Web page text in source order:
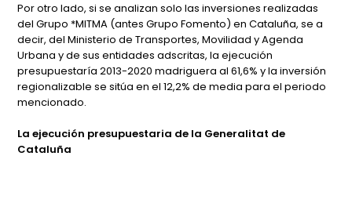
Por otro lado, si se analizan solo las inversiones realizadas
del Grupo *MITMA (antes Grupo Fomento) en Cataluña, se a
decir, del Ministerio de Transportes, Movilidad y Agenda
Urbana y de sus entidades adscritas, la ejecución
presupuestaría 2013-2020 madriguera al 61,6% y la inversión
regionalizable se sitúa en el 12,2% de media para el periodo
mencionado.
La ejecución presupuestaria de la Generalitat de
Cataluña